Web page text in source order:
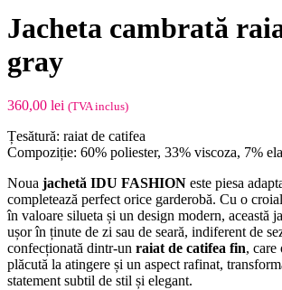
Jacheta cambrată
gray
360,00 lei (TVA inclus)
Țesătură: raiat de catifea
Compoziție: 60% poliester, 33% viscoza, 7%
Noua jachetă IDU FASHION este piesa
completează perfect orice garderobă. Cu o
în valoare silueta și un design modern, această
ușor în ținute de zi sau de seară, indiferent de
confecționată dintr-un raiat de catifea fin, care
plăcută la atingere și un aspect rafinat,
statement subtil de stil și elegant.